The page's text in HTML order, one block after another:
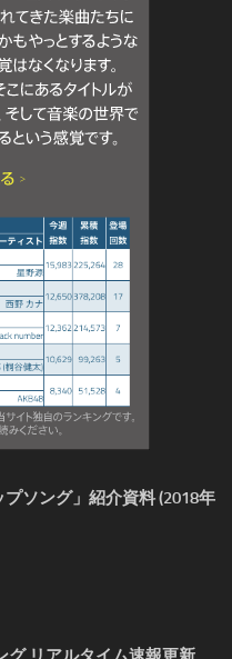
プソング」紹介資料 (2018年